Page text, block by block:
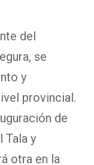
del
se
y
provincial.
de
Tala y
otra en la